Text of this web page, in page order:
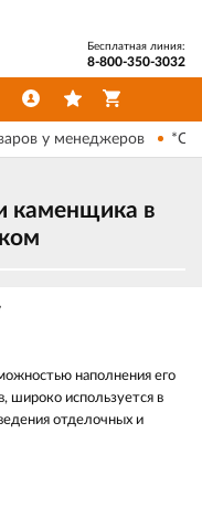
Бесплатная линия:
8-800-350-3032
у менеджеров
каменщика в
наполнения его
широко используется в
отделочных и